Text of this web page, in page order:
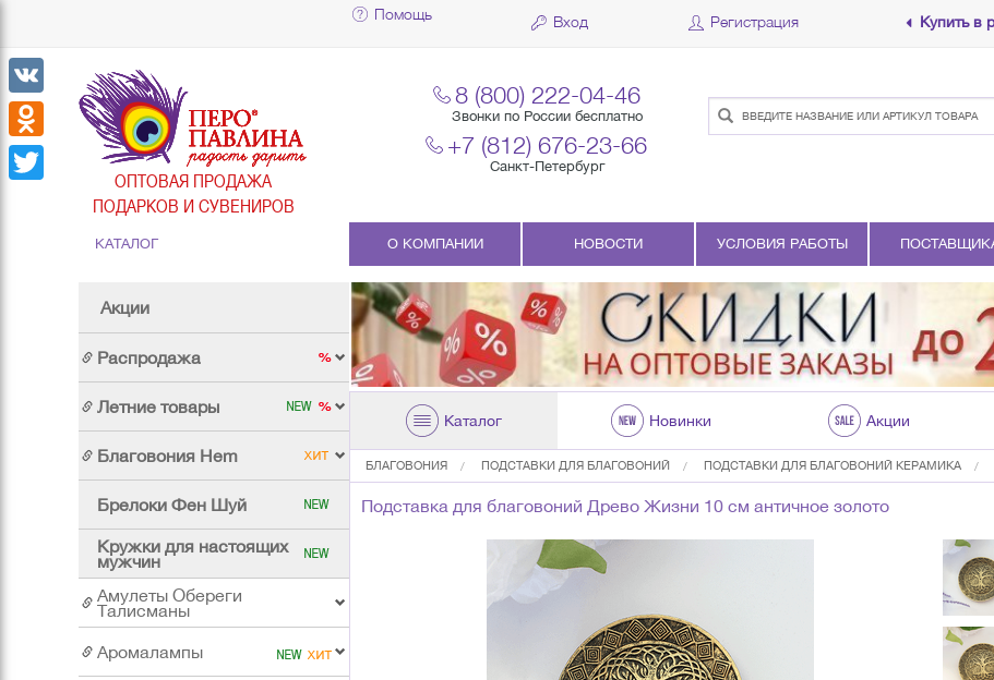
Помощь Вход Регистрация Купить в
ОПТОВАЯ ПРОДАЖА
ПОДАРКОВ И СУВЕНИРОВ
8 (800) 222-04-46
Звонки по России бесплатно
+7 (812) 676-23-66
Санкт-Петербург
КАТАЛОГ
Акции
Распродажа
Летние товары
Благовония Hem
Брелоки Фен Шуй
Кружки для настоящих
мужчин
Амулеты Обереги
Талисманы
Аромалампы
О КОМПАНИИ НОВОСТИ УСЛОВИЯ РАБОТЫ
Каталог Новинки Акции
БЛАГОВОНИЯ ПОДСТАВКИ ДЛЯ БЛАГОВОНИЙ ПОДСТАВКИ ДЛЯ БЛАГОВОНИЙ КЕРАМИКА
Подставка для благовоний Древо Жизни 10 см античное золото
VK
Odnoklassniki